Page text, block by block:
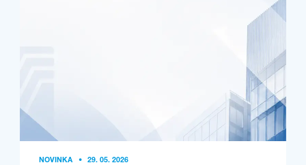
NOVINKA • 29. 05. 2026